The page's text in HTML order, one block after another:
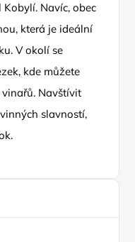
Navíc, obec
která je ideální
V okolí se
kde můžete
Navštívit
slavností,